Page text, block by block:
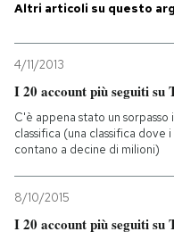
AREA PERSONALE
Entra
Altri articoli su questo
4/11/2013
I 20 account più seguiti su
C'è appena stato un sorpasso
classifica (una classifica dove
contano a decine di milioni)
8/10/2015
I 20 account più seguiti su